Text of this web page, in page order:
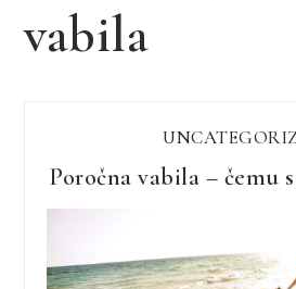
vabila
Poročna vabila – čemu